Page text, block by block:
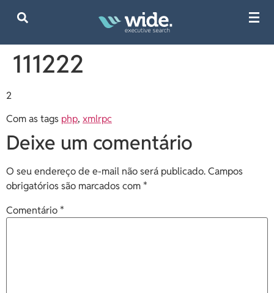
111222
2
Com as tags php, xmlrpc
Deixe um comentário
O seu endereço de e-mail não será publicado.Campos
obrigatórios são marcados com*
Comentário*